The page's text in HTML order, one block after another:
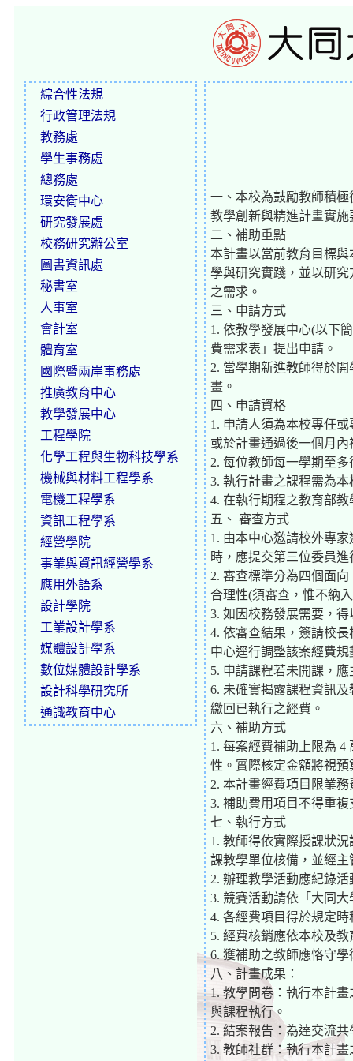
綜合性法規
行政管理法規
教務處
學生事務處
總務處
環安衛中心
研究發展處
校務研究辦公室
圖書資訊處
秘書室
人事室
會計室
體育室
國際暨兩岸事務處
推廣教育中心
教學發展中心
工程學院
化學工程與生物科技學系
機械與材料工程學系
電機工程學系
資訊工程學系
經營學院
事業與資訊經營學系
應用外語系
設計學院
工業設計學系
媒體設計學系
數位媒體設計學系
設計科學研究所
通識教育中心
一、本校為鼓勵教師積
教學創新與精進計畫實
二、補助重點
本計畫以當前教育目標
學與研究實踐，並以研
之需求。
三、申請方式
1. 依教學發展中心(以下
費需求表」提出申請。
2. 當學期新進教師得於
畫。
四、申請資格
1. 申請人須為本校專任
或於計畫通過後一個月內
2. 每位教師每一學期至
3. 執行計畫之課程需為
4. 在執行期程之教育部
五、 審查方式
1. 由本中心邀請校外專
時，應提交第三位委員
2. 審查標準分為四個面
合理性(須審查，惟不納
3. 如因校務發展需要，
4. 依審查結果，簽請校
中心逕行調整該案經費
5. 申請課程若未開課，
6. 未確實揭露課程資訊
繳回已執行之經費。
六、補助方式
1. 每案經費補助上限為
性。實際核定金額將視預
2. 本計畫經費項目限業
3. 補助費用項目不得重
七、執行方式
1. 教師得依實際授課狀
課教學單位核備，並經
2. 辦理教學活動應紀錄
3. 競賽活動請依「大同
4. 各經費項目得於規定
5. 經費核銷應依本校及
6. 獲補助之教師應恪守
八、計畫成果：
1. 教學問卷：執行本計
與課程執行。
2. 結案報告：為達交流
3. 教師社群：執行本計